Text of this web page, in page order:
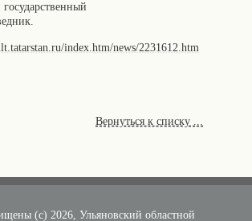
index.htm/news/2231612.htm
Вернуться к списку ...
(с) 2026, Ульяновский областной